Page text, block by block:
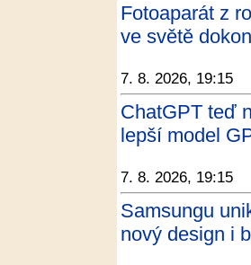
Fotoaparát z
ve světě
7. 8. 2026, 19:15
ChatGPT teď
lepší model
7. 8. 2026, 19:15
Samsungu
nový design i